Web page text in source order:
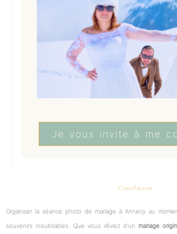
Je vous invite à me
Conclusion
Organiser la séance photo de mariage à Annecy au
souvenirs inoubliables. Que vous rêviez d’un mariage